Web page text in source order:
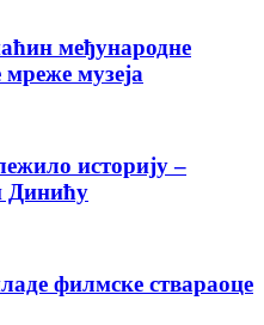
међународне
музеја
историју –
Динићу
филмске ствараоце